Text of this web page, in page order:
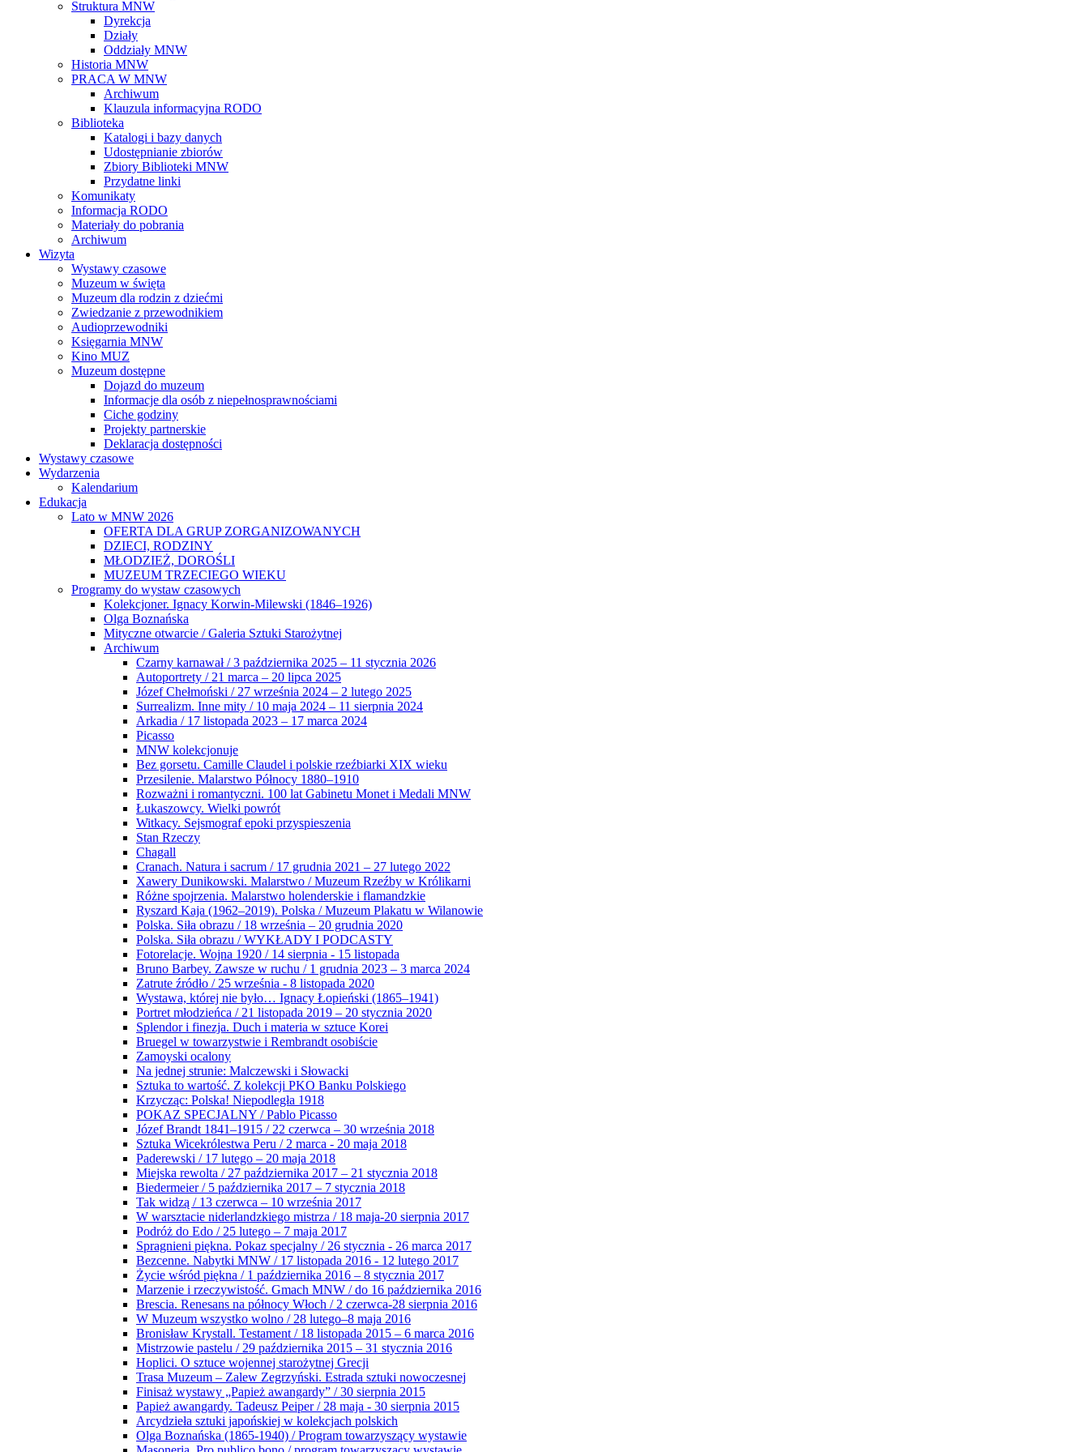
Struktura MNW
Dyrekcja
Działy
Oddziały MNW
Historia MNW
PRACA W MNW
Archiwum
Klauzula informacyjna RODO
Biblioteka
Katalogi i bazy danych
Udostępnianie zbiorów
Zbiory Biblioteki MNW
Przydatne linki
Komunikaty
Informacja RODO
Materiały do pobrania
Archiwum
Wizyta
Wystawy czasowe
Muzeum w święta
Muzeum dla rodzin z dziećmi
Zwiedzanie z przewodnikiem
Audioprzewodniki
Księgarnia MNW
Kino MUZ
Muzeum dostępne
Dojazd do muzeum
Informacje dla osób z niepełnosprawnościami
Ciche godziny
Projekty partnerskie
Deklaracja dostępności
Wystawy czasowe
Wydarzenia
Kalendarium
Edukacja
Lato w MNW 2026
OFERTA DLA GRUP ZORGANIZOWANYCH
DZIECI, RODZINY
MŁODZIEŻ, DOROŚLI
MUZEUM TRZECIEGO WIEKU
Programy do wystaw czasowych
Kolekcjoner. Ignacy Korwin-Milewski (1846–1926)
Olga Boznańska
Mityczne otwarcie / Galeria Sztuki Starożytnej
Archiwum
Czarny karnawał / 3 października 2025 – 11 stycznia 2026
Autoportrety / 21 marca – 20 lipca 2025
Józef Chełmoński / 27 września 2024 – 2 lutego 2025
Surrealizm. Inne mity / 10 maja 2024 – 11 sierpnia 2024
Arkadia / 17 listopada 2023 – 17 marca 2024
Picasso
MNW kolekcjonuje
Bez gorsetu. Camille Claudel i polskie rzeźbiarki XIX wieku
Przesilenie. Malarstwo Północy 1880–1910
Rozważni i romantyczni. 100 lat Gabinetu Monet i Medali MNW
Łukaszowcy. Wielki powrót
Witkacy. Sejsmograf epoki przyspieszenia
Stan Rzeczy
Chagall
Cranach. Natura i sacrum / 17 grudnia 2021 – 27 lutego 2022
Xawery Dunikowski. Malarstwo / Muzeum Rzeźby w Królikarni
Różne spojrzenia. Malarstwo holenderskie i flamandzkie
Ryszard Kaja (1962–2019). Polska / Muzeum Plakatu w Wilanowie
Polska. Siła obrazu / 18 września – 20 grudnia 2020
Polska. Siła obrazu / WYKŁADY I PODCASTY
Fotorelacje. Wojna 1920 / 14 sierpnia - 15 listopada
Bruno Barbey. Zawsze w ruchu / 1 grudnia 2023 – 3 marca 2024
Zatrute źródło / 25 września - 8 listopada 2020
Wystawa, której nie było… Ignacy Łopieński (1865–1941)
Portret młodzieńca / 21 listopada 2019 – 20 stycznia 2020
Splendor i finezja. Duch i materia w sztuce Korei
Bruegel w towarzystwie i Rembrandt osobiście
Zamoyski ocalony
Na jednej strunie: Malczewski i Słowacki
Sztuka to wartość. Z kolekcji PKO Banku Polskiego
Krzycząc: Polska! Niepodległa 1918
POKAZ SPECJALNY / Pablo Picasso
Józef Brandt 1841–1915 / 22 czerwca – 30 września 2018
Sztuka Wicekrólestwa Peru / 2 marca - 20 maja 2018
Paderewski / 17 lutego – 20 maja 2018
Miejska rewolta / 27 października 2017 – 21 stycznia 2018
Biedermeier / 5 października 2017 – 7 stycznia 2018
Tak widzą / 13 czerwca – 10 września 2017
W warsztacie niderlandzkiego mistrza / 18 maja-20 sierpnia 2017
Podróż do Edo / 25 lutego – 7 maja 2017
Spragnieni piękna. Pokaz specjalny / 26 stycznia - 26 marca 2017
Bezcenne. Nabytki MNW / 17 listopada 2016 - 12 lutego 2017
Życie wśród piękna / 1 października 2016 – 8 stycznia 2017
Marzenie i rzeczywistość. Gmach MNW / do 16 października 2016
Brescia. Renesans na północy Włoch / 2 czerwca-28 sierpnia 2016
W Muzeum wszystko wolno / 28 lutego–8 maja 2016
Bronisław Krystall. Testament / 18 listopada 2015 – 6 marca 2016
Mistrzowie pastelu / 29 października 2015 – 31 stycznia 2016
Hoplici. O sztuce wojennej starożytnej Grecji
Trasa Muzeum – Zalew Zegrzyński. Estrada sztuki nowoczesnej
Finisaż wystawy „Papież awangardy” / 30 sierpnia 2015
Papież awangardy. Tadeusz Peiper / 28 maja - 30 sierpnia 2015
Arcydzieła sztuki japońskiej w kolekcjach polskich
Olga Boznańska (1865-1940) / Program towarzyszący wystawie